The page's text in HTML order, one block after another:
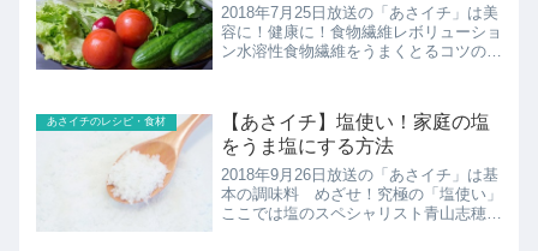
2018年7月25日放送の「あさイチ」は美
容に！健康に！食物繊維レボリューショ
ン水溶性食物繊維をうまくとるコツの紹
あさイチのレシピ・食材
【あさイチ】塩使い！家庭の塩
をうま塩にする方法
2018年9月26日放送の「あさイチ」は基
本の調味料 めざせ！究極の「塩使い」
ここでは塩のスペシャリスト青山志穂さ